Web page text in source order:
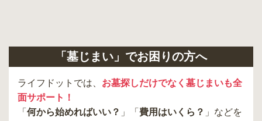
「墓じまい」でお困りの方へ
ライフドットでは、 お墓探しだけでなく墓じまいも全
面サポート！
「 何から始めればいい？ 」「 費用はいくら？ 」などを